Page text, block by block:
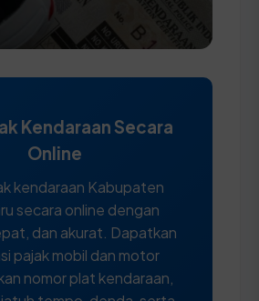
Kendaraan Secara
Online
kendaraan Kabupaten
secara online dengan
dan akurat. Dapatkan
pajak mobil dan motor
nomor plat kendaraan,